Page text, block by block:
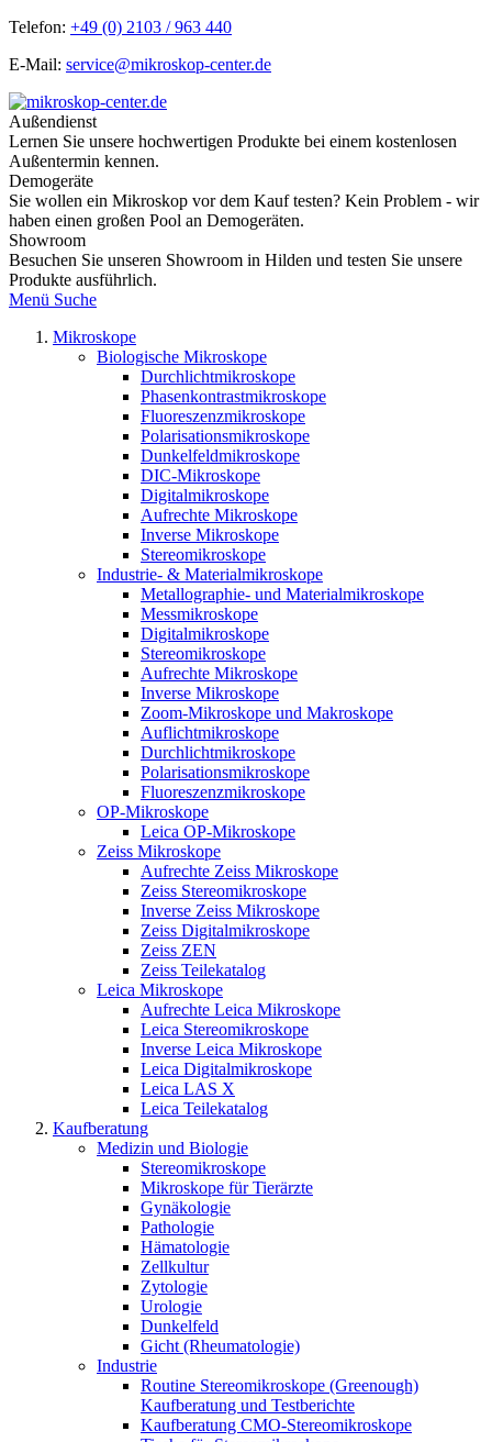
Telefon: +49 (0) 2103 / 963 440
E-Mail: service@mikroskop-center.de
Außendienst
Lernen Sie unsere hochwertigen Produkte bei einem kostenlosen
Außentermin kennen.
Demogeräte
Sie wollen ein Mikroskop vor dem Kauf testen? Kein Problem - wir
haben einen großen Pool an Demogeräten.
Showroom
Besuchen Sie unseren Showroom in Hilden und testen Sie unsere
Produkte ausführlich.
Menü Suche
Mikroskope
Biologische Mikroskope
Durchlichtmikroskope
Phasenkontrastmikroskope
Fluoreszenzmikroskope
Polarisationsmikroskope
Dunkelfeldmikroskope
DIC-Mikroskope
Digitalmikroskope
Aufrechte Mikroskope
Inverse Mikroskope
Stereomikroskope
Industrie- & Materialmikroskope
Metallographie- und Materialmikroskope
Messmikroskope
Digitalmikroskope
Stereomikroskope
Aufrechte Mikroskope
Inverse Mikroskope
Zoom-Mikroskope und Makroskope
Auflichtmikroskope
Durchlichtmikroskope
Polarisationsmikroskope
Fluoreszenzmikroskope
OP-Mikroskope
Leica OP-Mikroskope
Zeiss Mikroskope
Aufrechte Zeiss Mikroskope
Zeiss Stereomikroskope
Inverse Zeiss Mikroskope
Zeiss Digitalmikroskope
Zeiss ZEN
Zeiss Teilekatalog
Leica Mikroskope
Aufrechte Leica Mikroskope
Leica Stereomikroskope
Inverse Leica Mikroskope
Leica Digitalmikroskope
Leica LAS X
Leica Teilekatalog
Kaufberatung
Medizin und Biologie
Stereomikroskope
Mikroskope für Tierärzte
Gynäkologie
Pathologie
Hämatologie
Zellkultur
Zytologie
Urologie
Dunkelfeld
Gicht (Rheumatologie)
Industrie
Routine Stereomikroskope (Greenough)
Kaufberatung und Testberichte
Kaufberatung CMO-Stereomikroskope